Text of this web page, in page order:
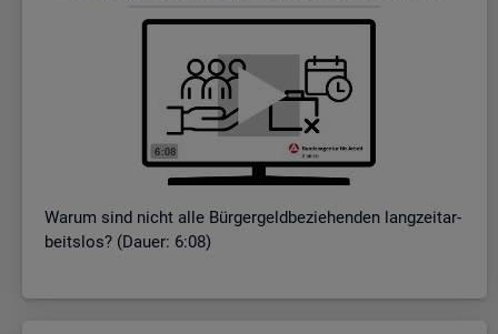
Warum sind nicht alle Bür­ger­geld­be­zie­hen­den lang­zeit­ar­
beits­los? (Dauer: 6:08)